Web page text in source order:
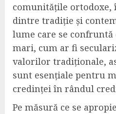
comunitățile
dintre tradiție și
lume care se
mari, cum ar fi
valorilor tradiționale,
sunt esențiale pentru
credinței în rândul
Pe măsură ce se